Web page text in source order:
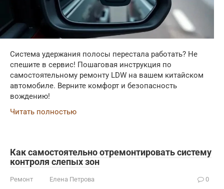
Система удержания полосы перестала работать? Не
спешите в сервис! Пошаговая инструкция по
самостоятельному ремонту LDW на вашем китайском
автомобиле. Верните комфорт и безопасность
вождению!
Читать полностью
Как самостоятельно отремонтировать систему
контроля слепых зон
Ремонт Елена Петрова 0